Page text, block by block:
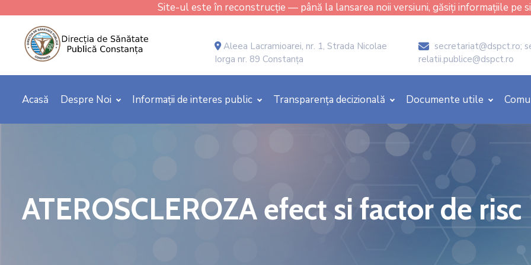
Site-ul este în reconstrucție — până la lansarea noii versiuni, găsiți informațiile pe
Aleea Lacramioarei, nr. 1, Strada Nicolae
Iorga nr. 89 Constanța
icon
secretariat@dspct.ro;
relatii.publice@dspct.ro
Acasă Despre Noi Informații de interes public Transparența decizională Documente utile
ATEROSCLEROZA efect si factor de risc